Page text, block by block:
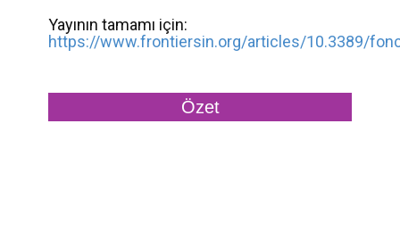
Yayının tamamı için:
https://www.frontiersin.org/articles/10.3389/
Özet